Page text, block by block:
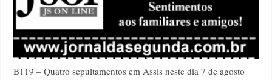
B119 – Quatro sepultamentos em Assis neste dia 7 de agosto